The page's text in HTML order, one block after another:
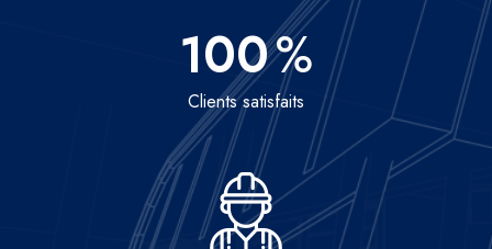
100%
Clients satisfaits